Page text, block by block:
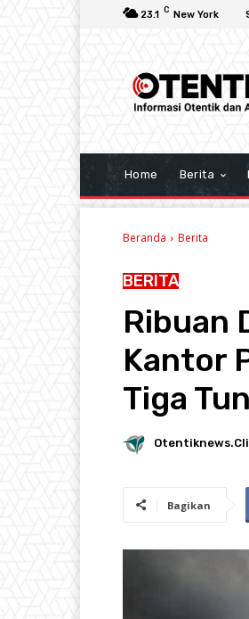
23.1 C New York
Home Berita
Beranda Berita
BERITA
Ribuan
Kantor
Tiga
Bagikan